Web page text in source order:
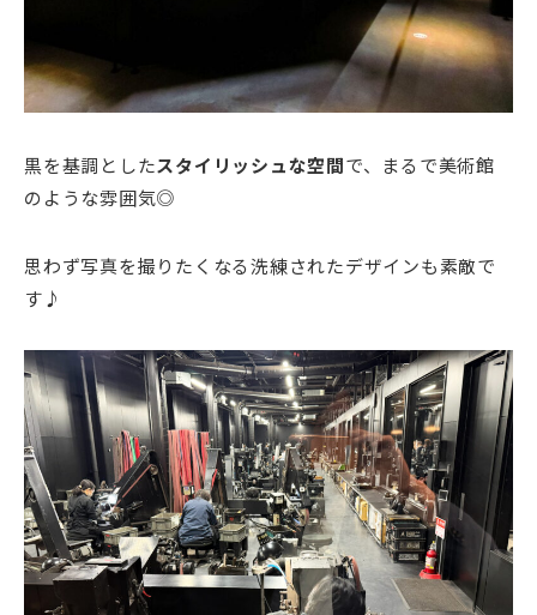
黒を基調としたスタイリッシュな空間で、まるで美術館
のような雰囲気◎
思わず写真を撮りたくなる洗練されたデザインも素敵で
す♪